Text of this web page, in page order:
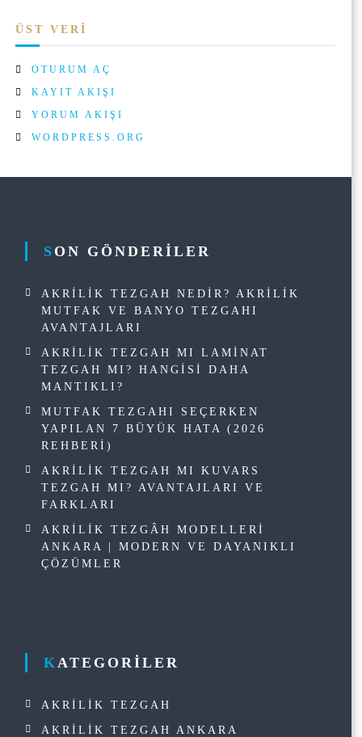
ÜST VERI
OTURUM AÇ
KAYIT AKIŞI
YORUM AKIŞI
WORDPRESS.ORG
SON GÖNDERILER
AKRILIK TEZGAH NEDIR? AKRILIK
MUTFAK VE BANYO TEZGAHI
AVANTAJLARI
AKRILIK TEZGAH MI LAMINAT
TEZGAH MI? HANGISI DAHA
MANTIKLI?
MUTFAK TEZGAHI SEÇERKEN
YAPILAN 7 BÜYÜK HATA (2026
REHBERI)
AKRILIK TEZGAH MI KUVARS
TEZGAH MI? AVANTAJLARI VE
FARKLARI
AKRILIK TEZGÂH MODELLERI
ANKARA | MODERN VE DAYANIKLI
ÇÖZÜMLER
KATEGORILER
AKRILIK TEZGAH
AKRILIK TEZGAH ANKARA